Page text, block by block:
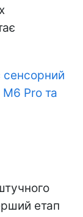
сенсорний
Pro та
етап